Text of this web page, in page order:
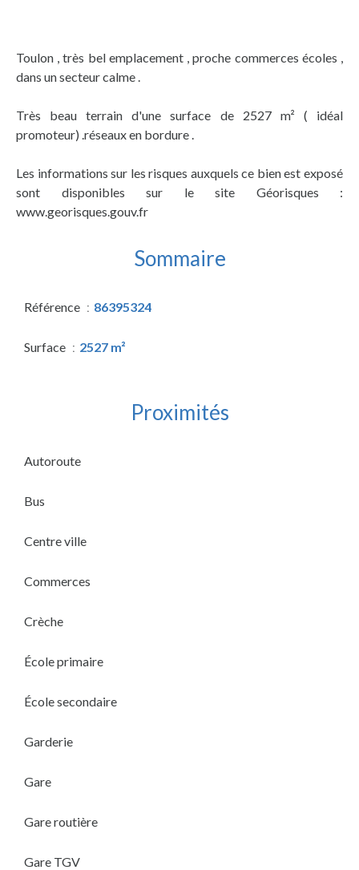
Toulon , très bel emplacement , proche commerces écoles ,
dans un secteur calme .
Très beau terrain d'une surface de 2527 m² ( idéal
promoteur) .réseaux en bordure .
Les informations sur les risques auxquels ce bien est exposé
sont disponibles sur le site Géorisques :
www.georisques.gouv.fr
Sommaire
Référence 86395324
Surface 2527 m²
Proximités
Autoroute
Bus
Centre ville
Commerces
Crèche
École primaire
École secondaire
Garderie
Gare
Gare routière
Gare TGV